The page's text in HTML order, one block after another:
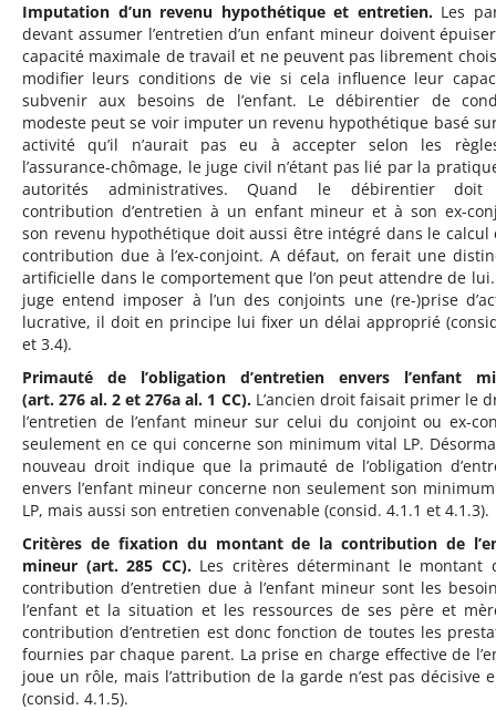
Imputation d’un revenu hypothétique et entretien.Les
devant assumer l’entretien d’un enfant mineur doivent
capacité maximale de travail et ne peuvent pas librement
modifier leurs conditions de vie si cela influence leur
subvenir aux besoins de l’enfant. Le débirentier de
modeste peut se voir imputer un revenu hypothétique basé
activité qu’il n’aurait pas eu à accepter selon les
l’assurance-chômage, le juge civil n’étant pas lié par la
autorités administratives. Quand le débirentier doit
contribution d’entretien à un enfant mineur et à son ex-
son revenu hypothétique doit aussi être intégré dans le calcul
contribution due à l’ex-conjoint. A défaut, on ferait une
artificielle dans le comportement que l’on peut attendre de
juge entend imposer à l’un des conjoints une (re-)prise
lucrative, il doit en principe lui fixer un délai approprié
et 3.4).
Primauté de l’obligation d’entretien envers l’enfant
(art. 276 al. 2 et 276a al. 1 CC).L’ancien droit faisait primer le
l’entretien de l’enfant mineur sur celui du conjoint ou ex-
seulement en ce qui concerne son minimum vital LP.
nouveau droit indique que la primauté de l’obligation
envers l’enfant mineur concerne non seulement son
LP, mais aussi son entretien convenable (consid. 4.1.1 et 4.1.3).
Critères de fixation du montant de la contribution de
mineur (art. 285 CC).Les critères déterminant le montant
contribution d’entretien due à l’enfant mineur sont les
l’enfant et la situation et les ressources de ses père et
contribution d’entretien est donc fonction de toutes les
fournies par chaque parent. La prise en charge effective de
joue un rôle, mais l’attribution de la garde n’est pas décisive
(consid. 4.1.5).